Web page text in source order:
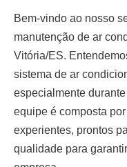
Bem-vindo ao nosso
manutenção de ar
Vitória/ES.
sistema de ar
especialmente
equipe é composta
experientes, prontos
qualidade para